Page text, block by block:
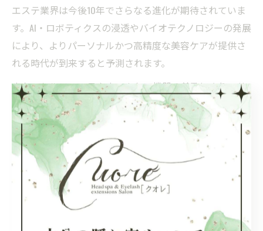
エステ業界は今後10年でさらなる進化が期待されていま
す。AI・ロボティクスの浸透やバイオテクノロジーの発展
により、よりパーソナルかつ高精度な美容ケアが提供さ
れる時代が到来すると予測されます。
また、セルフエステやホームケア機器の普及により、サ
ロンと自宅での美容ケアの境界が曖昧になっていく可能
性もあります。これに伴い、プロによるアドバイスやメ
ンテナンスの重要性がさらに高まるでしょう。
新常識として「健康と美容の両立」「持続可能な美し
さ」が重視されるようになり、エステの役割が単なる外
見ケアから、心身のトータルサポートへと変化すること
が期待されています。